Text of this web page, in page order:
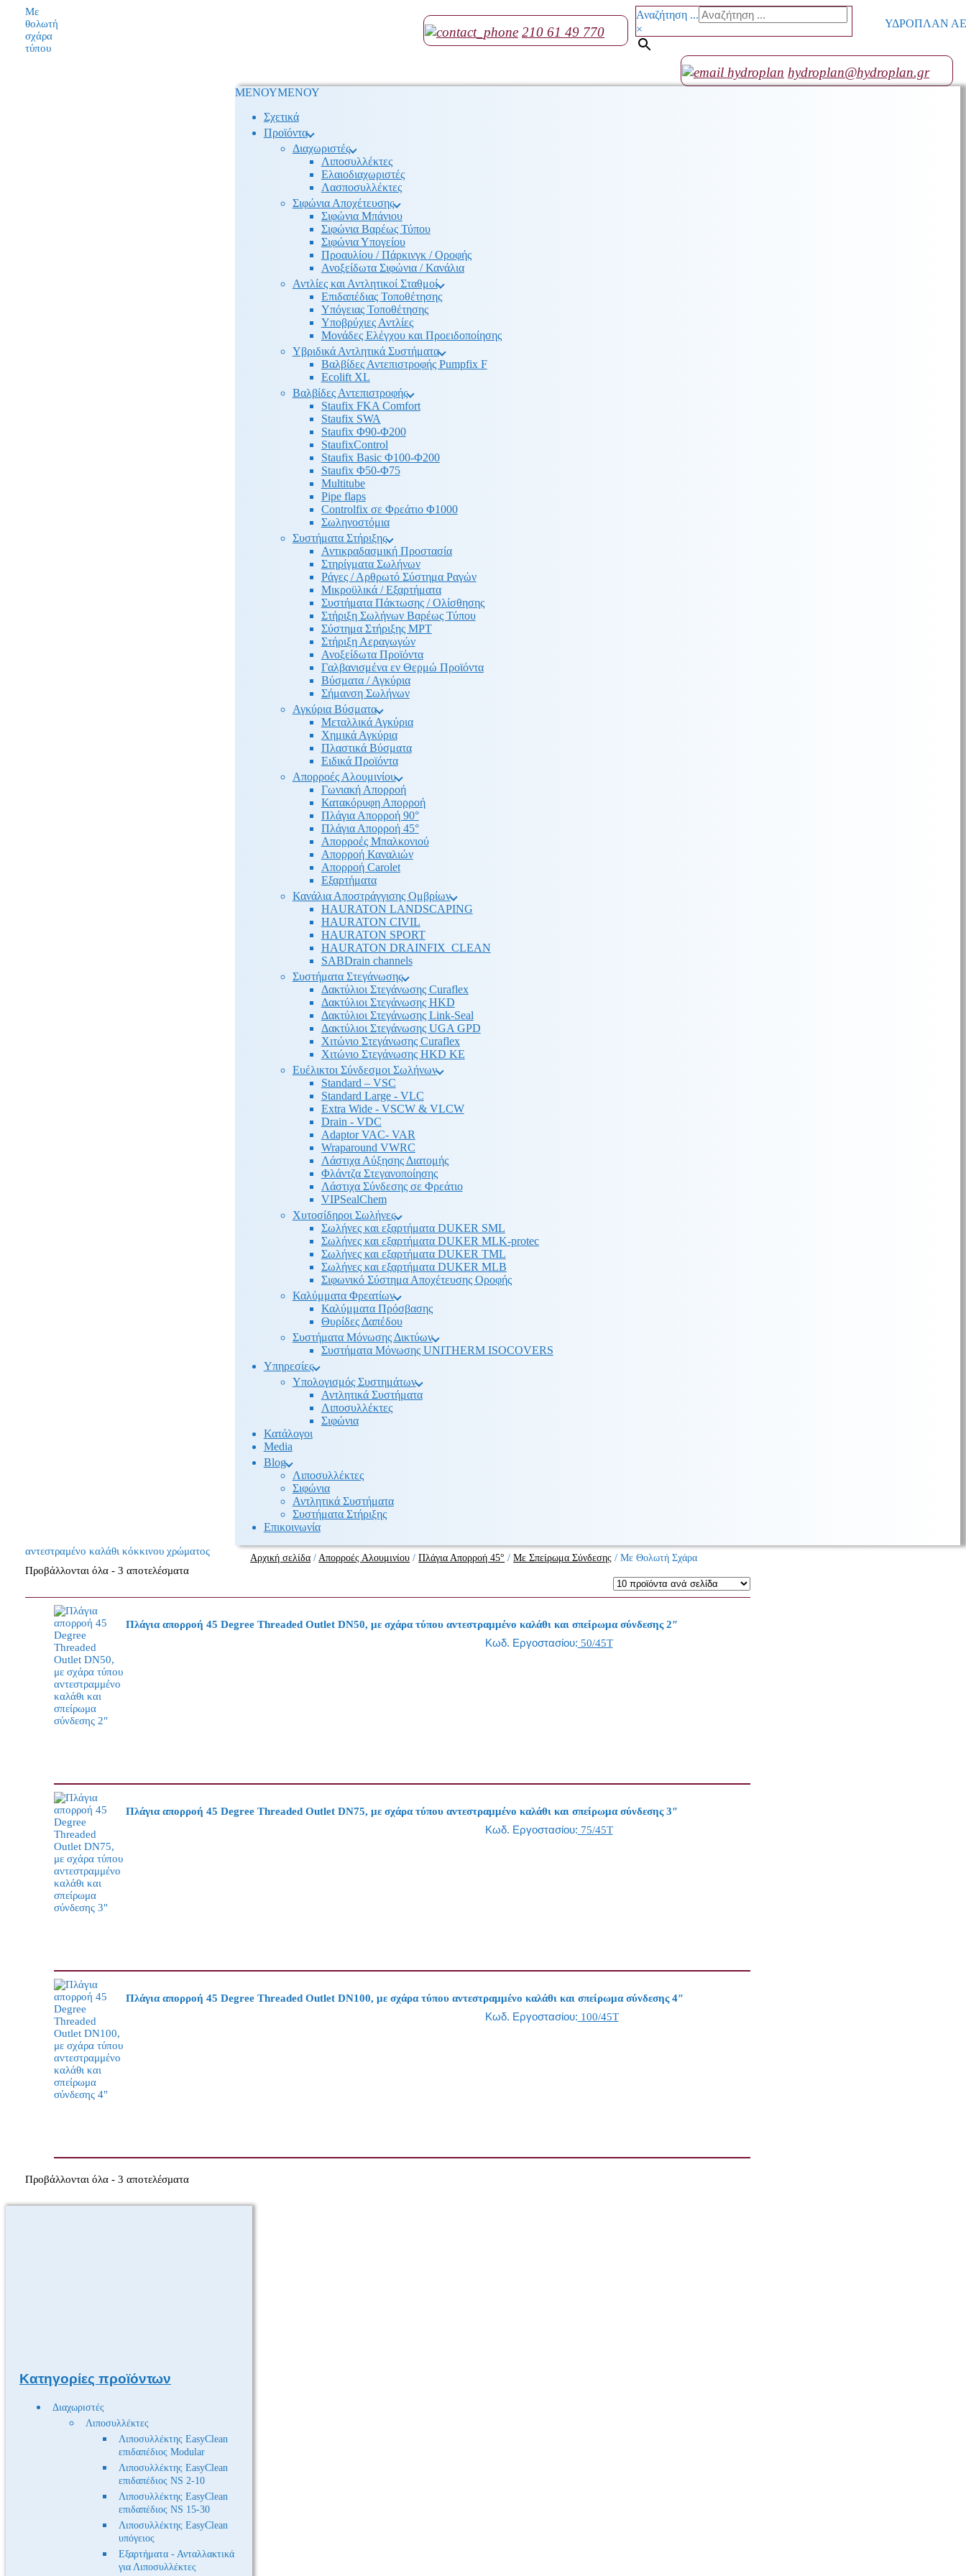
ΥΔΡΟΠΛΑΝ ΑΕ
Αναζήτηση ...
×
210 61 49 770
hydroplan@hydroplan.gr
ΜΕΝΟΥΜΕΝΟΥ
Σχετικά
Προϊόντα
Διαχωριστές
Λιποσυλλέκτες
Ελαιοδιαχωριστές
Λασποσυλλέκτες
Σιφώνια Αποχέτευσης
Σιφώνια Μπάνιου
Σιφώνια Βαρέως Τύπου
Σιφώνια Υπογείου
Προαυλίου / Πάρκινγκ / Οροφής
Ανοξείδωτα Σιφώνια / Κανάλια
Αντλίες και Αντλητικοί Σταθμοί
Επιδαπέδιας Τοποθέτησης
Υπόγειας Τοποθέτησης
Υποβρύχιες Αντλίες
Μονάδες Ελέγχου και Προειδοποίησης
Υβριδικά Αντλητικά Συστήματα
Βαλβίδες Αντεπιστροφής Pumpfix F
Ecolift XL
Βαλβίδες Αντεπιστροφής
Staufix FKA Comfort
Staufix SWA
Staufix Φ90-Φ200
StaufixControl
Staufix Basic Φ100-Φ200
Staufix Φ50-Φ75
Multitube
Pipe flaps
Controlfix σε Φρεάτιο Φ1000
Σωληνοστόμια
Συστήματα Στήριξης
Αντικραδασμική Προστασία
Στηρίγματα Σωλήνων
Ράγες / Αρθρωτό Σύστημα Ραγών
Μικροϋλικά / Εξαρτήματα
Συστήματα Πάκτωσης / Ολίσθησης
Στήριξη Σωλήνων Βαρέως Τύπου
Σύστημα Στήριξης MPT
Στήριξη Αεραγωγών
Ανοξείδωτα Προϊόντα
Γαλβανισμένα εν Θερμώ Προϊόντα
Βύσματα / Αγκύρια
Σήμανση Σωλήνων
Αγκύρια Βύσματα
Μεταλλικά Αγκύρια
Χημικά Αγκύρια
Πλαστικά Βύσματα
Ειδικά Προϊόντα
Απορροές Αλουμινίου
Γωνιακή Απορροή
Κατακόρυφη Απορροή
Πλάγια Απορροή 90°
Πλάγια Απορροή 45°
Απορροές Μπαλκονιού
Απορροή Καναλιών
Απορροή Carolet
Εξαρτήματα
Κανάλια Αποστράγγισης Ομβρίων
HAURATON LANDSCAPING
HAURATON CIVIL
HAURATON SPORT
HAURATON DRAINFIX_CLEAN
SABDrain channels
Συστήματα Στεγάνωσης
Δακτύλιοι Στεγάνωσης Curaflex
Δακτύλιοι Στεγάνωσης HKD
Δακτύλιοι Στεγάνωσης Link-Seal
Δακτύλιοι Στεγάνωσης UGA GPD
Χιτώνιο Στεγάνωσης Curaflex
Χιτώνιο Στεγάνωσης HKD KE
Ευέλικτοι Σύνδεσμοι Σωλήνων
Standard – VSC
Standard Large - VLC
Extra Wide - VSCW & VLCW
Drain - VDC
Adaptor VAC- VAR
Wraparound VWRC
Λάστιχα Αύξησης Διατομής
Φλάντζα Στεγανοποίησης
Λάστιχα Σύνδεσης σε Φρεάτιο
VIPSealChem
Χυτοσίδηροι Σωλήνες
Σωλήνες και εξαρτήματα DUKER SML
Σωλήνες και εξαρτήματα DUKER MLK-protec
Σωλήνες και εξαρτήματα DUKER TML
Σωλήνες και εξαρτήματα DUKER MLB
Σιφωνικό Σύστημα Αποχέτευσης Οροφής
Καλύμματα Φρεατίων
Καλύμματα Πρόσβασης
Θυρίδες Δαπέδου
Συστήματα Μόνωσης Δικτύων
Συστήματα Μόνωσης UNITHERM ISOCOVERS
Υπηρεσίες
Υπολογισμός Συστημάτων
Αντλητικά Συστήματα
Λιποσυλλέκτες
Σιφώνια
Κατάλογοι
Media
Βlog
Λιποσυλλέκτες
Σιφώνια
Αντλητικά Συστήματα
Συστήματα Στήριξης
Επικοινωνία
Αρχική σελίδα /Απορροές Αλουμινίου /Πλάγια Απορροή 45° /Με Σπείρωμα Σύνδεσης /Με Θολωτή Σχάρα
Με
θολωτή
σχάρα
τύπου
αντεστραμένο καλάθι κόκκινου χρώματος
Προβάλλονται όλα - 3 αποτελέσματα
Πλάγια απορροή 45 Degree Threaded Outlet DN50, με σχάρα τύπου αντεστραμμένο καλάθι και σπείρωμα σύνδεσης 2″
Κωδ. Εργοστασίου: 50/45T
Πλάγια απορροή 45 Degree Threaded Outlet DN75, με σχάρα τύπου αντεστραμμένο καλάθι και σπείρωμα σύνδεσης 3″
Κωδ. Εργοστασίου: 75/45T
Πλάγια απορροή 45 Degree Threaded Outlet DN100, με σχάρα τύπου αντεστραμμένο καλάθι και σπείρωμα σύνδεσης 4″
Κωδ. Εργοστασίου: 100/45T
Προβάλλονται όλα - 3 αποτελέσματα
Κατηγορίες προϊόντων
Διαχωριστές
Λιποσυλλέκτες
Λιποσυλλέκτης EasyClean
επιδαπέδιος Modular
Λιποσυλλέκτης EasyClean
επιδαπέδιος NS 2-10
Λιποσυλλέκτης EasyClean
επιδαπέδιος NS 15-30
Λιποσυλλέκτης EasyClean
υπόγειος
Εξαρτήματα - Ανταλλακτικά
για Λιποσυλλέκτες